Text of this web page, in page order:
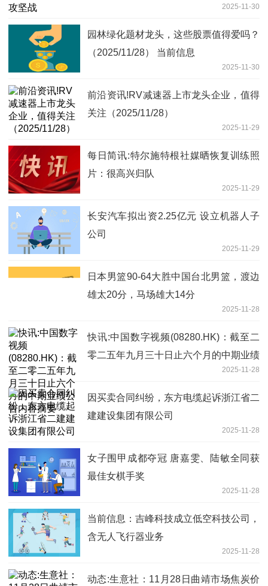
2025-11-30
园林绿化题材龙头，这些股票值得爱吗？
（2025/11/28） 当前信息
2025-11-30
前沿资讯!RV减速器上市龙头企业，值得
关注（2025/11/28）
2025-11-29
每日简讯:特尔施特根社媒晒恢复训练照
片：很高兴归队
2025-11-29
长安汽车拟出资2.25亿元 设立机器人子
公司
2025-11-29
日本男篮90-64大胜中国台北男篮，渡边
雄太20分，马场雄大14分
2025-11-28
快讯:中国数字视频(08280.HK)：截至二
零二五年九月三十日止六个月的中期业绩
2025-11-28
因买卖合同纠纷，东方电缆起诉浙江省二
建建设集团有限公司
2025-11-28
女子围甲成都夺冠 唐嘉雯、陆敏全同获
最佳女棋手奖
2025-11-28
当前信息：吉峰科技成立低空科技公司，
含无人飞行器业务
2025-11-28
动态:生意社：11月28日曲靖市场焦炭价